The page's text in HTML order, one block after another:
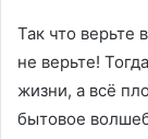
Так что
не верьте!
жизни, а всё
бытовое